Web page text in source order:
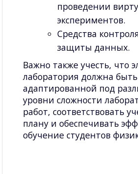
проведении
экспериментов.
Средства
защиты данных.
Важно также учесть, что
лаборатория должна
адаптированной под
уровни сложности
работ, соответствовать
плану и обеспечивать
обучение студентов